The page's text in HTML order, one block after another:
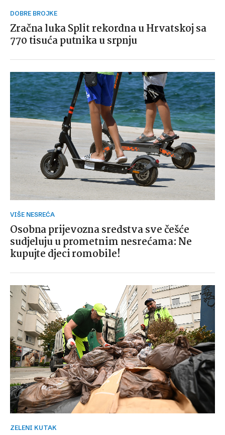
DOBRE BROJKE
Zračna luka Split rekordna u Hrvatskoj sa
770 tisuća putnika u srpnju
VIŠE NESREĆA
Osobna prijevozna sredstva sve češće
sudjeluju u prometnim nesrećama: Ne
kupujte djeci romobile!
ZELENI KUTAK